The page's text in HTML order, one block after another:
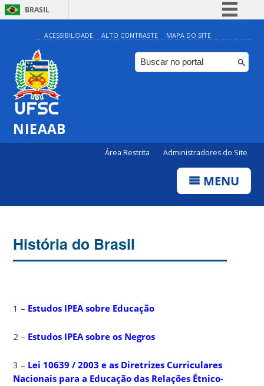
BRASIL
Simplifique!
Comunica BR
Participe
ACESSIBILIDADE ALTO CONTRASTE MAPA DO SITE
NIEAAB
Área Restrita Administradores do Site
MENU
História do Brasil
1 – Estudos IPEA sobre Educação
2 – Estudos IPEA sobre os Negros
3 – Lei 10639 / 2003 e as Diretrizes Curriculares
Nacionais para a Educação das Relações Étnico-